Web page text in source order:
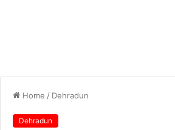
Home / Dehradun
Dehradun